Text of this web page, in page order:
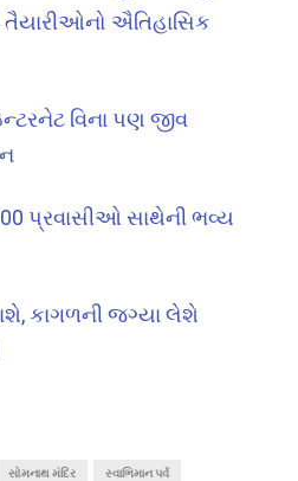
તૈયારીઓનો ઐતિહાસિક
વિના પણ જીવ
પ્રવાસીઓ સાથેની ભવ્ય
કાગળની જગ્યા લેશે
સોમનાથ મંદિર સ્વાભિમાન પર્વ